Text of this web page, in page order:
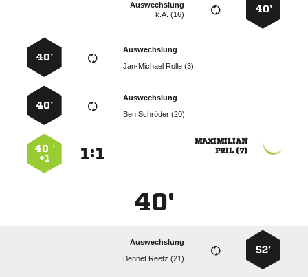
40’
Auswechslung
k.A. (16)
Auswechslung
  
40’
Auswechslung
  
40’

 
:
40 ’
+1
40'
52’
Auswechslung
  